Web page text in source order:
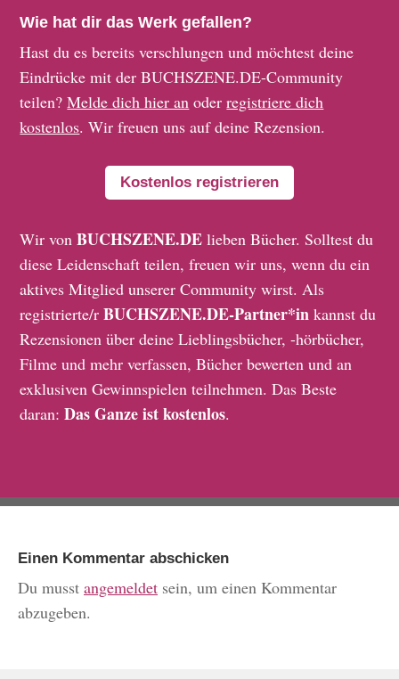
Wie hat dir das Werk gefallen?
Hast du es bereits verschlungen und möchtest deine
Eindrücke mit der BUCHSZENE.DE-Community
teilen?Melde dich hier an oderregistriere dich
kostenlos. Wir freuen uns auf deine Rezension.
Kostenlos registrieren
Wir vonBUCHSZENE.DE lieben Bücher. Solltest du
diese Leidenschaft teilen, freuen wir uns, wenn du ein
aktives Mitglied unserer Community wirst. Als
registrierte/rBUCHSZENE.DE-Partner*in kannst du
Rezensionen über deine Lieblingsbücher, -hörbücher,
Filme und mehr verfassen, Bücher bewerten und an
exklusiven Gewinnspielen teilnehmen. Das Beste
daran:Das Ganze ist kostenlos.
Einen Kommentar abschicken
Du musst angemeldet sein, um einen Kommentar
abzugeben.